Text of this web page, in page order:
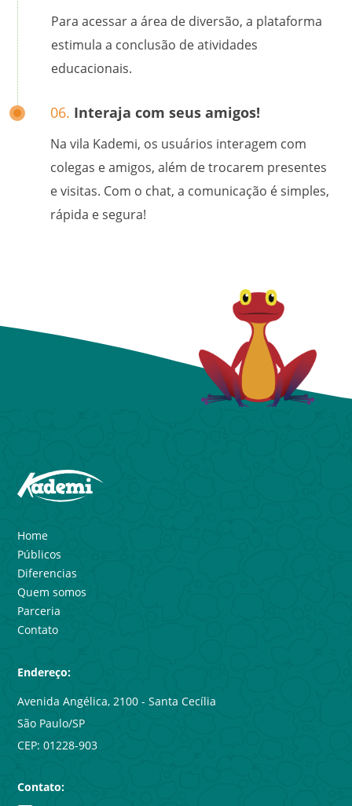
Para acessar a área de diversão, a plataforma
estimula a conclusão de atividades
educacionais.
06. Interaja com seus amigos!
Na vila Kademi, os usuários interagem com
colegas e amigos, além de trocarem presentes
e visitas. Com o chat, a comunicação é simples,
rápida e segura!
Home
Públicos
Diferencias
Quem somos
Parceria
Contato
Endereço:
Avenida Angélica, 2100 - Santa Cecília
São Paulo/SP
CEP: 01228-903
Contato: